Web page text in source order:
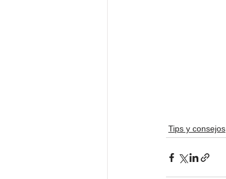
Tips y consejos